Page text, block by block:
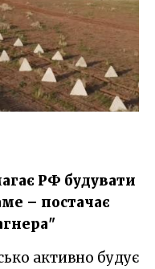
РФ будувати
– постачає